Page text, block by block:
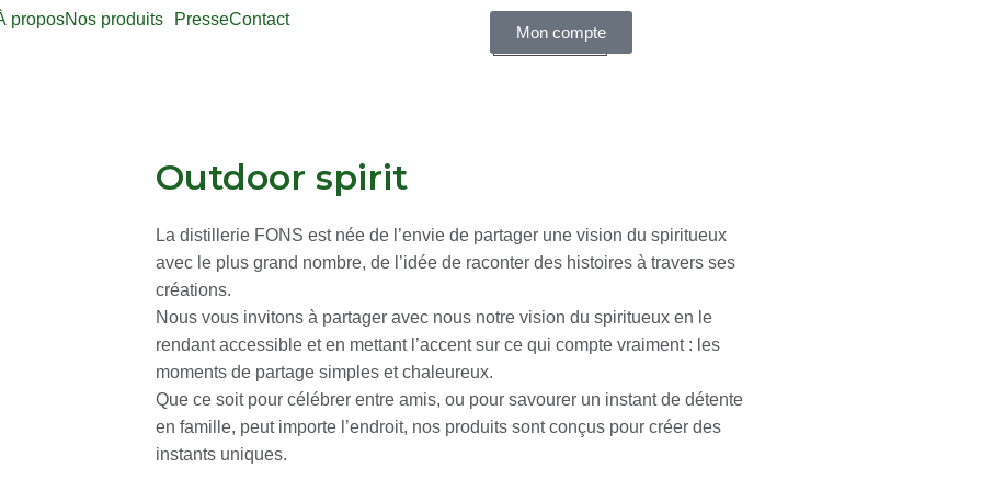
proposNos produits PresseContact
0,00€
Mon compte
Outdoor spirit
La distillerie FONS est née de l’envie de partager une vision du spiritueux
avec le plus grand nombre, de l’idée de raconter des histoires à travers ses
créations.
Nous vous invitons à partager avec nous notre vision du spiritueux en le
rendant accessible et en mettant l’accent sur ce qui compte vraiment : les
moments de partage simples et chaleureux.
Que ce soit pour célébrer entre amis, ou pour savourer un instant de détente
en famille, peut importe l’endroit, nos produits sont conçus pour créer des
instants uniques.